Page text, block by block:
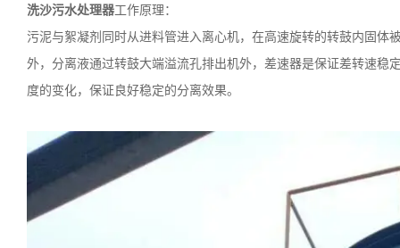
洗沙污水处理器工作原理：
污泥与絮凝剂同时从进料管进入离心机，在高速旋转的转鼓内固
外，分离液通过转鼓大端溢流孔排出机外，差速器是保证差转速
度的变化，保证良好稳定的分离效果。